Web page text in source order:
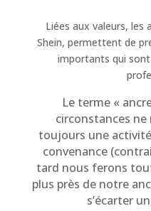
Liées aux valeurs, les
Shein, permettent de
importants qui
Le terme «
circonstances
toujours une
convenance
tard nous ferons
plus près de notre
s’écarter